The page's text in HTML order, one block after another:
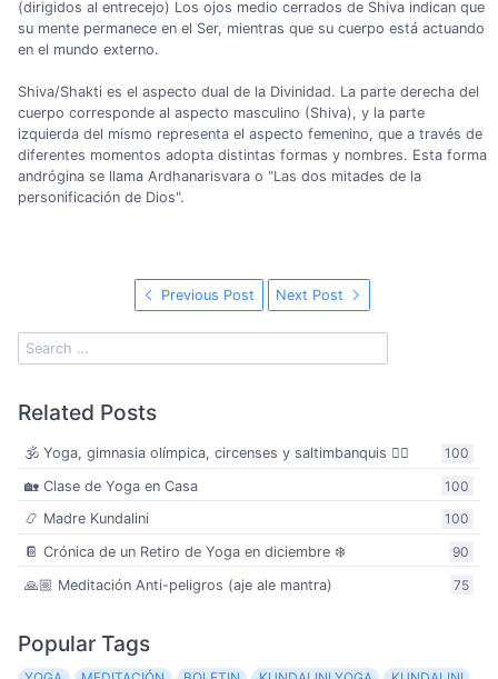
(dirigidos al entrecejo) Los ojos medio cerrados de Shiva indican que
su mente permanece en el Ser, mientras que su cuerpo está actuando
en el mundo externo.
Shiva/Shakti es el aspecto dual de la Divinidad. La parte derecha del
cuerpo corresponde al aspecto masculino (Shiva), y la parte
izquierda del mismo representa el aspecto femenino, que a través de
diferentes momentos adopta distintas formas y nombres. Esta forma
andrógina se llama Ardhanarisvara o "Las dos mitades de la
personificación de Dios".
Previous Post Next Post
Related Posts
100
🕉️ Yoga, gimnasia olímpica, circenses y saltimbanquis 🤸‍♀️
100
🏡 Clase de Yoga en Casa
100
📿 Madre Kundalini
90
📔 Crónica de un Retiro de Yoga en diciembre ❄️
75
🙏🏼 Meditación Anti-peligros (aje ale mantra)
Popular Tags